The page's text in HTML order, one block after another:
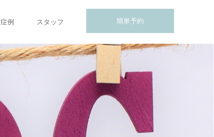
簡単予約
症例 スタッフ